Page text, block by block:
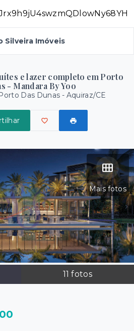
Silveira Imóveis
e lazer completo em Porto
- Mandara By Yoo
Das Dunas - Aquiraz/CE
Mais fotos
11 fotos